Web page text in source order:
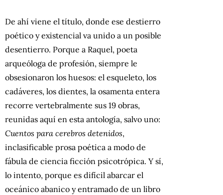
De ahí viene el título, donde ese destierro
poético y existencial va unido a un posible
desentierro. Porque a Raquel, poeta
arqueóloga de profesión, siempre le
obsesionaron los huesos: el esqueleto, los
cadáveres, los dientes, la osamenta entera
recorre vertebralmente sus 19 obras,
reunidas aquí en esta antología, salvo uno:
Cuentos para cerebros detenidos,
inclasificable prosa poética a modo de
fábula de ciencia ficción psicotrópica. Y sí,
lo intento, porque es difícil abarcar el
oceánico abanico y entramado de un libro